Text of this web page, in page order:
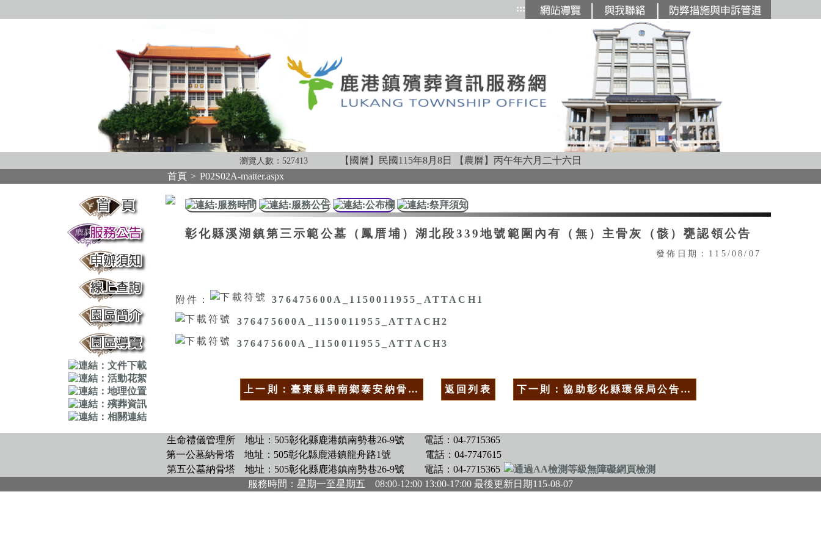
跳到主要內容區塊
:::
瀏覽人數： 527413 【國曆】民國115年8月8日
【農曆】丙午年六月二十六日
首頁 > P02S02A-matter.aspx
彰化縣溪湖鎮第三示範公墓（鳳厝埔）湖北段339地號範圍內有（無）主骨灰（骸）甕認領公告
發佈日期：115/08/07
附件： 376475600A_1150011955_ATTACH1
376475600A_1150011955_ATTACH2
376475600A_1150011955_ATTACH3
上一則：臺東縣卑南鄉泰安納骨… 返回列表 下一則：協助彰化縣環保局公告…
生命禮儀管理所 地址：505彰化縣鹿港鎮南勢巷26-9號
電話：04-7715365
第一公墓納骨塔
地址：505彰化縣鹿港鎮龍舟路1號
電話：04-7747615
第五公墓納骨塔
地址：505彰化縣鹿港鎮南勢巷26-9號
電話：04-7715365
服務時間：星期一至星期五 08:00-12:00 13:00-17:00 最後更新日期115-08-07